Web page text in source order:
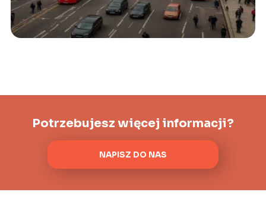
Potrzebujesz więcej informacji?
NAPISZ DO NAS